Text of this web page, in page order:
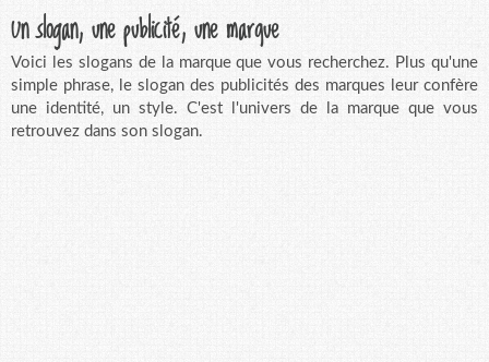
Un slogan, une publicité, une marque
Voici les slogans de la marque que vous recherchez. Plus qu'une
simple phrase, le slogan des publicités des marques leur confère
une identité, un style. C'est l'univers de la marque que vous
retrouvez dans son slogan.